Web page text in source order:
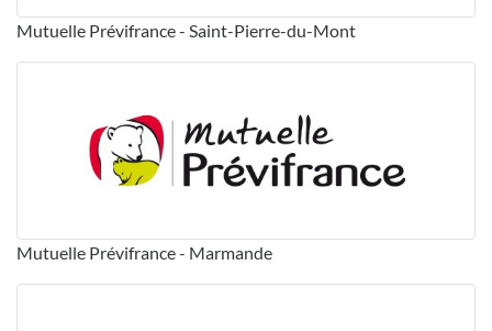
Mutuelle Prévifrance - Saint-Pierre-du-Mont
Mutuelle Prévifrance - Marmande